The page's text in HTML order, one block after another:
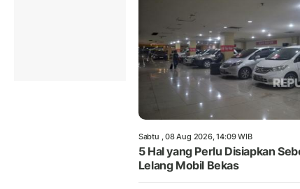
Sabtu , 08 Aug 2026, 14:09 WIB
5 Hal yang Perlu Disiapkan
Lelang Mobil Bekas